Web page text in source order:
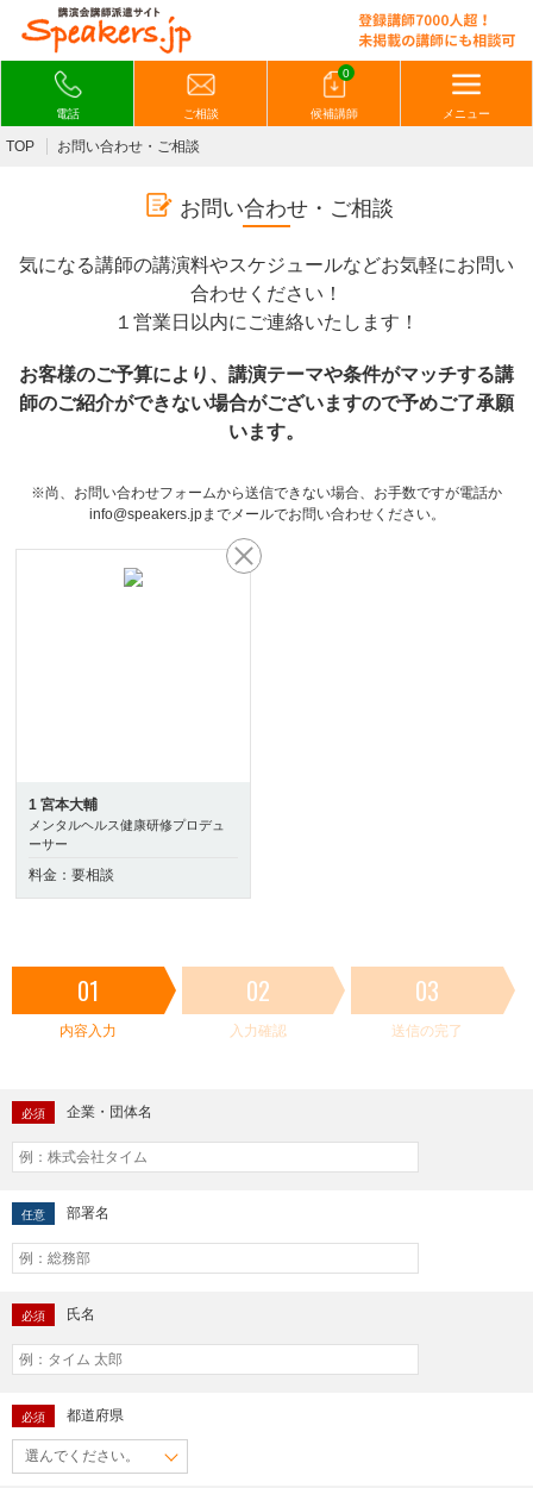
電話 ご相談
0
候補講師 メニュー
TOP お問い合わせ・ご相談
お問い合わせ・ご相談
気になる講師の講演料やスケジュールなどお気軽にお問い
合わせください！
１営業日以内にご連絡いたします！
お客様のご予算により、講演テーマや条件がマッチする講
師のご紹介ができない場合がございますので予めご了承願
います。
※尚、お問い合わせフォームから送信できない場合、お手数ですが電話か
info@speakers.jpまでメールでお問い合わせください。
1 宮本大輔
メンタルヘルス健康研修プロデュ
ーサー
料金：要相談
01
内容入力
02
入力確認
03
送信の完了
必須 企業・団体名
任意 部署名
必須 氏名
必須 都道府県